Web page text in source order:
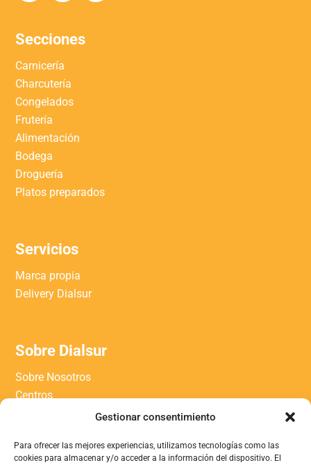
Gestionar consentimiento
Para ofrecer las mejores experiencias, utilizamos tecnologías como las
cookies para almacenar y/o acceder a la información del dispositivo. El
Secciones
Carnicería
Charcutería
Congelados
Frutería
Alimentación
Bodega
Droguería
Platos preparados
Servicios
Marca propia
Delivery Dialsur
Sobre Dialsur
Sobre Nosotros
Centros
Trabaja con nosotros
Blog